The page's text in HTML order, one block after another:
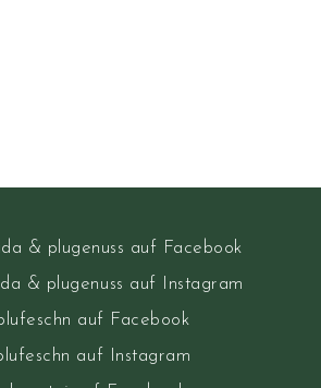
& plugenuss auf Facebook
& plugenuss auf Instagram
auf Facebook
auf Instagram